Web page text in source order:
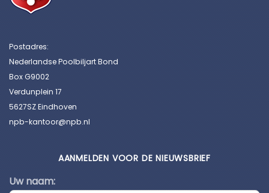
Postadres:
Nederlandse Poolbiljart Bond
Box G9002
Verdunplein 17
5627SZ Eindhoven
npb-kantoor@npb.nl
AANMELDEN VOOR DE NIEUWSBRIEF
Uw naam: